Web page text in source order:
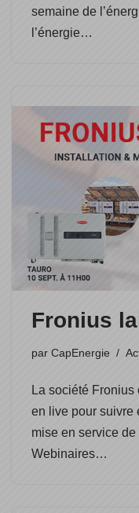
semaine de
l’énergie…
Fronius
par CapEnergie
La société
en live pour suivre
mise en service
Webinaires…